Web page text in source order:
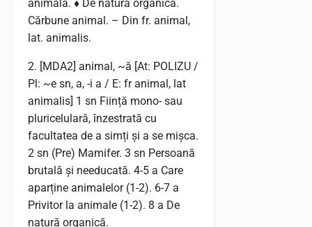
animală. ♦ De natură organică.
Cărbune animal. – Din fr. animal,
lat. animalis.
2. [MDA2] animal, ~ă [At: POLIZU /
Pl: ~e sn, a, -i a / E: fr animal, lat
animalis] 1 sn Ființă mono- sau
pluricelulară, înzestrată cu
facultatea de a simți și a se mișca.
2 sn (Pre) Mamifer. 3 sn Persoană
brutală și needucată. 4-5 a Care
aparține animalelor (1-2). 6-7 a
Privitor la animale (1-2). 8 a De
natură organică.